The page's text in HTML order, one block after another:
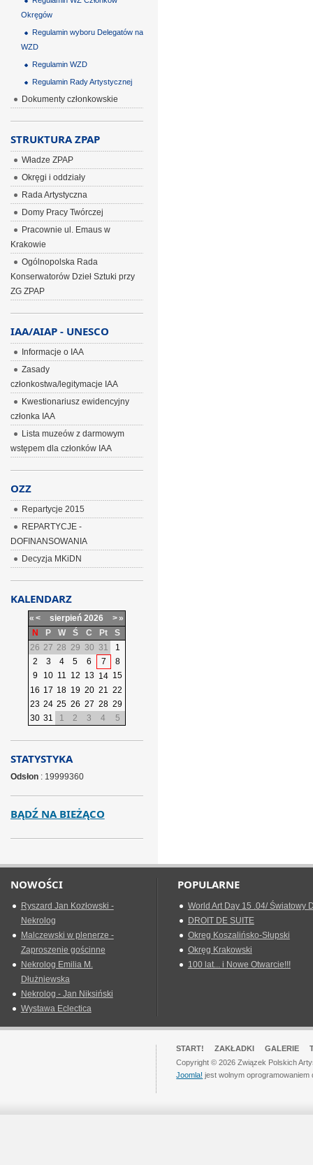
Okręgów
Regulamin wyboru Delegatów na
WZD
Regulamin WZD
Regulamin Rady Artystycznej
Dokumenty członkowskie
STRUKTURA ZPAP
Władze ZPAP
Okręgi i oddziały
Rada Artystyczna
Domy Pracy Twórczej
Pracownie ul. Emaus w
Krakowie
Ogólnopolska Rada
Konserwatorów Dzieł Sztuki przy
ZG ZPAP
IAA/AIAP - UNESCO
Informacje o IAA
Zasady
członkostwa/legitymacje IAA
Kwestionariusz ewidencyjny
członka IAA
Lista muzeów z darmowym
wstępem dla członków IAA
OZZ
Repartycje 2015
REPARTYCJE -
DOFINANSOWANIA
Decyzja MKiDN
KALENDARZ
« < sierpień 2026 >»
N
P W Ś C Pt
S
26 27 28 29 30 31
1
2
3 4 5 6 7
8
9
10 11 12 13 14 15
16 17 18 19 20 21 22
23 24 25 26 27 28 29
30 31 1 2 3 4 5
STATYSTYKA
Odsłon: 19999360
BĄDŹ NA BIEŻĄCO
NOWOŚCI
Ryszard Jan Kozłowski -
Nekrolog
Malczewski w plenerze -
Zaproszenie gościnne
Nekrolog Emilia M.
Dłużniewska
Nekrolog - Jan Niksiński
Wystawa Eclectica
POPULARNE
World Art Day 15 .04/ Światowy
DROIT DE SUITE
Okreg Koszalińsko-Słupski
Okręg Krakowski
100 lat... i Nowe Otwarcie!!!
START! ZAKŁADKI GALERIE
Copyright © 2026 Związek Polskich
Joomla! jest wolnym